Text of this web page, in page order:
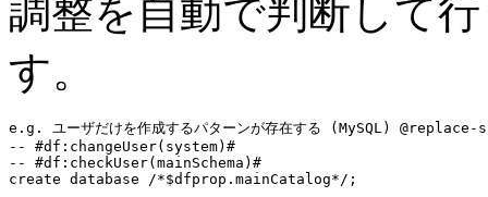
調整を自動で判断して
す。
e.g. ユーザだけを作成するパターンが存在する (MySQL)
-- #df:changeUser(system)#
-- #df:checkUser(mainSchema)#
create database /*$dfprop.mainCatalog*/;